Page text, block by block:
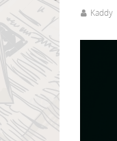
Kaddy